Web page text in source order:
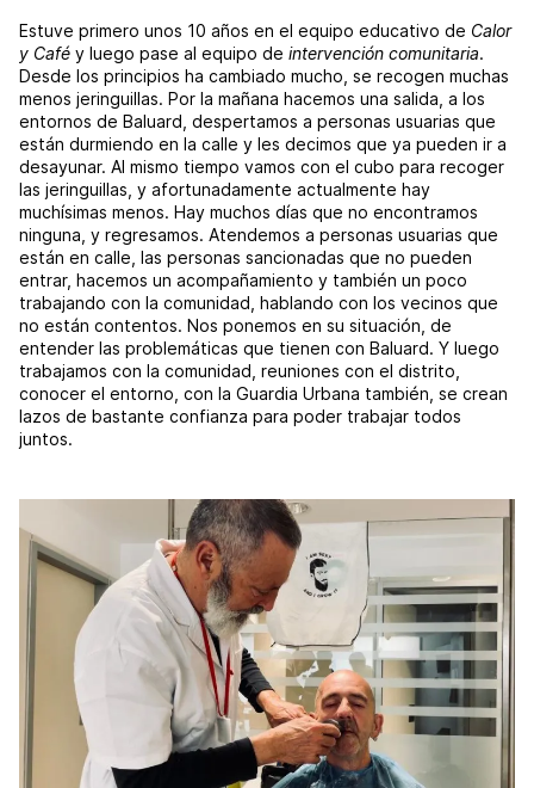
Estuve primero unos 10 años en el equipo educativo de Calor
y Café y luego pase al equipo de intervención comunitaria.
Desde los principios ha cambiado mucho, se recogen muchas
menos jeringuillas. Por la mañana hacemos una salida, a los
entornos de Baluard, despertamos a personas usuarias que
están durmiendo en la calle y les decimos que ya pueden ir a
desayunar. Al mismo tiempo vamos con el cubo para recoger
las jeringuillas, y afortunadamente actualmente hay
muchísimas menos. Hay muchos días que no encontramos
ninguna, y regresamos. Atendemos a personas usuarias que
están en calle, las personas sancionadas que no pueden
entrar, hacemos un acompañamiento y también un poco
trabajando con la comunidad, hablando con los vecinos que
no están contentos. Nos ponemos en su situación, de
entender las problemáticas que tienen con Baluard. Y luego
trabajamos con la comunidad, reuniones con el distrito,
conocer el entorno, con la Guardia Urbana también, se crean
lazos de bastante confianza para poder trabajar todos
juntos.